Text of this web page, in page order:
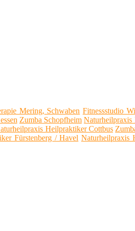
Mering, Schwaben Fitnessstudio
Zumba Schopfheim Naturheilpraxis
Heilpraktiker Cottbus
Fürstenberg / Havel Naturheilpraxis